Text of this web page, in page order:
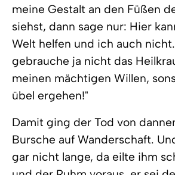
meine Gestalt an den Füßen
siehst, dann sage nur: Hier
Welt helfen und ich auch
gebrauche ja nicht das
meinen mächtigen Willen,
übel ergehen!"
Damit ging der Tod von
Bursche auf Wanderschaft.
gar nicht lange, da eilte ihm